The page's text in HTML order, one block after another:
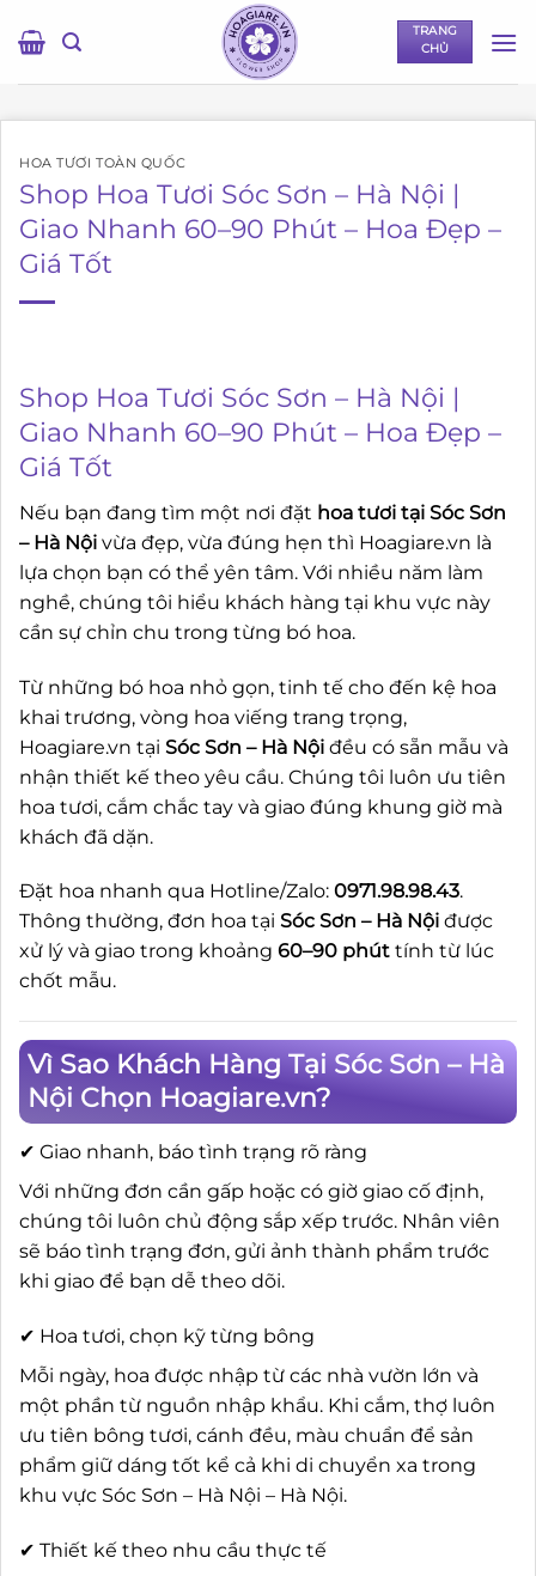
qua
TRANG
CHỦ
HOA TƯƠI TOÀN QUỐC
Shop Hoa Tươi Sóc Sơn – Hà Nội |
Giao Nhanh 60–90 Phút – Hoa Đẹp –
Giá Tốt
Shop Hoa Tươi Sóc Sơn – Hà Nội |
Giao Nhanh 60–90 Phút – Hoa Đẹp –
Giá Tốt
Nếu bạn đang tìm một nơi đặt hoa tươi tại Sóc Sơn
– Hà Nội vừa đẹp, vừa đúng hẹn thì Hoagiare.vn là
lựa chọn bạn có thể yên tâm. Với nhiều năm làm
nghề, chúng tôi hiểu khách hàng tại khu vực này
cần sự chỉn chu trong từng bó hoa.
Từ những bó hoa nhỏ gọn, tinh tế cho đến kệ hoa
khai trương, vòng hoa viếng trang trọng,
Hoagiare.vn tại Sóc Sơn – Hà Nội đều có sẵn mẫu và
nhận thiết kế theo yêu cầu. Chúng tôi luôn ưu tiên
hoa tươi, cắm chắc tay và giao đúng khung giờ mà
khách đã dặn.
Đặt hoa nhanh qua Hotline/Zalo: 0971.98.98.43.
Thông thường, đơn hoa tại Sóc Sơn – Hà Nội được
xử lý và giao trong khoảng 60–90 phút tính từ lúc
chốt mẫu.
Vì Sao Khách Hàng Tại Sóc Sơn – Hà
Nội Chọn Hoagiare.vn?
✔ Giao nhanh, báo tình trạng rõ ràng
Với những đơn cần gấp hoặc có giờ giao cố định,
chúng tôi luôn chủ động sắp xếp trước. Nhân viên
sẽ báo tình trạng đơn, gửi ảnh thành phẩm trước
khi giao để bạn dễ theo dõi.
✔ Hoa tươi, chọn kỹ từng bông
Mỗi ngày, hoa được nhập từ các nhà vườn lớn và
một phần từ nguồn nhập khẩu. Khi cắm, thợ luôn
ưu tiên bông tươi, cánh đều, màu chuẩn để sản
phẩm giữ dáng tốt kể cả khi di chuyển xa trong
khu vực Sóc Sơn – Hà Nội – Hà Nội.
✔ Thiết kế theo nhu cầu thực tế